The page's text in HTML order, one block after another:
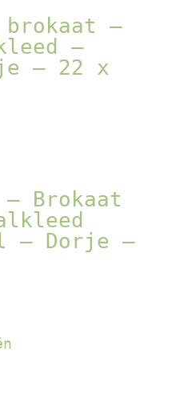
–
–
– 22 x
Brokaat
– Dorje –